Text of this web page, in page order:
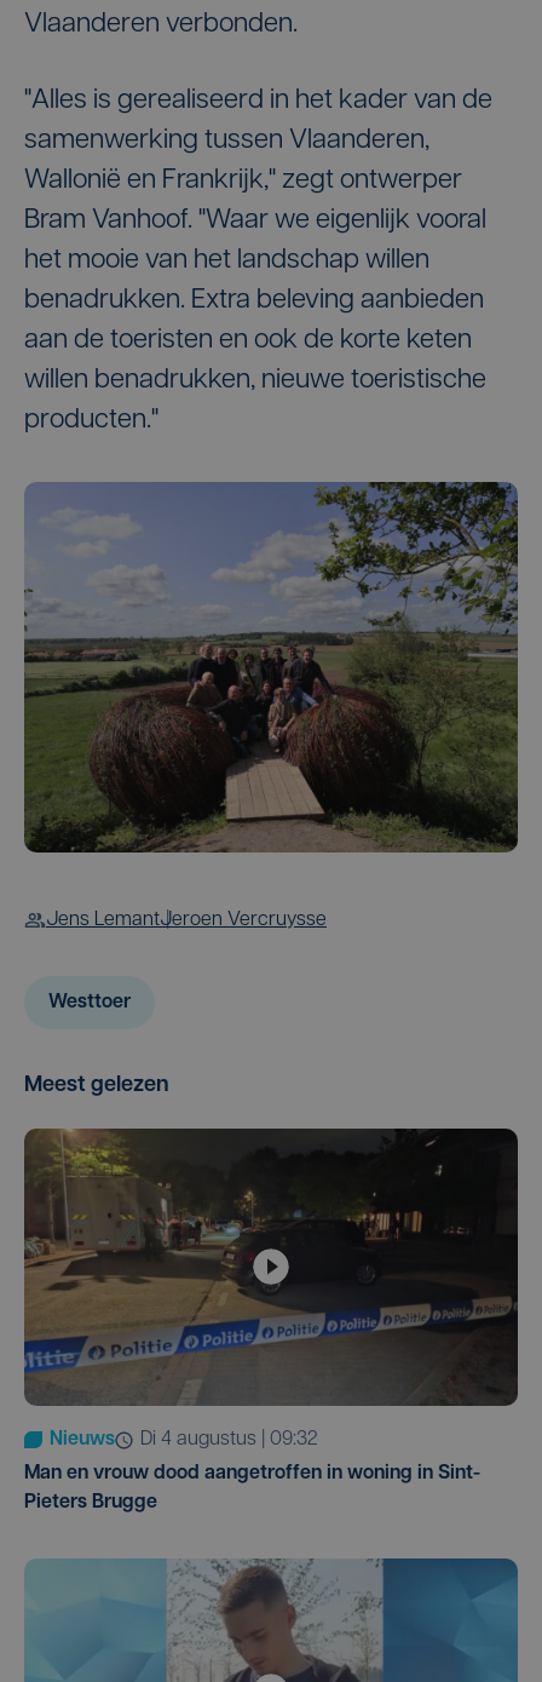
Vlaanderen verbonden.
"Alles is gerealiseerd in het kader van de
samenwerking tussen Vlaanderen,
Wallonië en Frankrijk," zegt ontwerper
Bram Vanhoof. "Waar we eigenlijk vooral
het mooie van het landschap willen
benadrukken. Extra beleving aanbieden
aan de toeristen en ook de korte keten
willen benadrukken, nieuwe toeristische
producten."
Jens LemantJeroen Vercruysse
Westtoer
Meest gelezen
Nieuws
di 4 augustus | 09:32
Man en vrouw dood aangetroffen in woning in Sint-
Pieters Brugge